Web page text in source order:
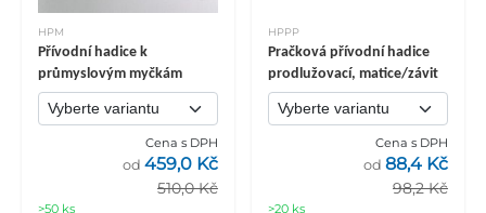
HPM
Přívodní hadice k
průmyslovým myčkám
Cena s DPH
510,0 Kč
od 459,0 Kč
>50 ks
HPPP
Pračková přívodní hadice
prodlužovací, matice/závit
Cena s DPH
98,2 Kč
od 88,4 Kč
>20 ks